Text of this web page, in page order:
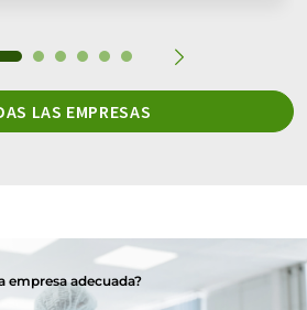
LAS EMPRESAS
empresa adecuada?